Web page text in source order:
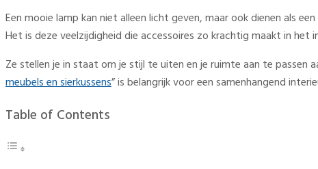
Een mooie lamp kan niet alleen licht geven, maar ook dienen als
Het is deze veelzijdigheid die accessoires zo krachtig maakt in het
Ze stellen je in staat om je stijl te uiten en je ruimte aan te passen
meubels en sierkussens” is belangrijk voor een samenhangend
Table of Contents